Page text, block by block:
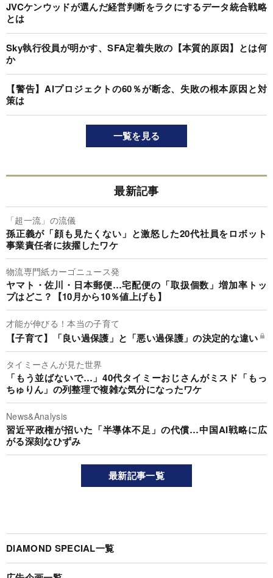
JVCケンウッドが選んだ経営判断をラクにするデータ統合戦略
とは
Sky執行役員が明かす、SFA定着失敗の【本質的原因】とは何
か
【警告】AIプロジェクトの60％が断念、失敗の根本原因と対
策は
一覧を見る
最新記事
「超一流」の流儀
孫正義が「顔も見たくない」と激怒した20代社員をロボット
事業責任者に抜擢したワケ
物流専門紙カーゴニュース発
ヤマト・佐川・日本郵便…宅配便の「取扱個数」増加率トッ
プはどこ？【10月から10％値上げも】
才能が伸びる！本当の子育て
【子育て】「良い過保護」と「悪い過保護」の決定的な違い
タイミーさんが見た世界
「もう並ばないで…」40代タイミーおじさんがミスド「もっ
ちゅりん」の列整理で複雑な気分になったワケ
News&Analysis
習近平政権が招いた「半導体不足」の代償…中国AI戦略に広
がる深刻なひずみ
最新記事一覧
DIAMOND SPECIAL一覧